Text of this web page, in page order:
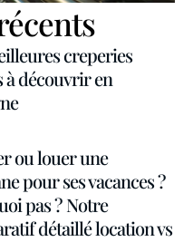
creperies
à découvrir en
ou louer une
pour ses vacances ?
pas ? Notre
détaillé location vs